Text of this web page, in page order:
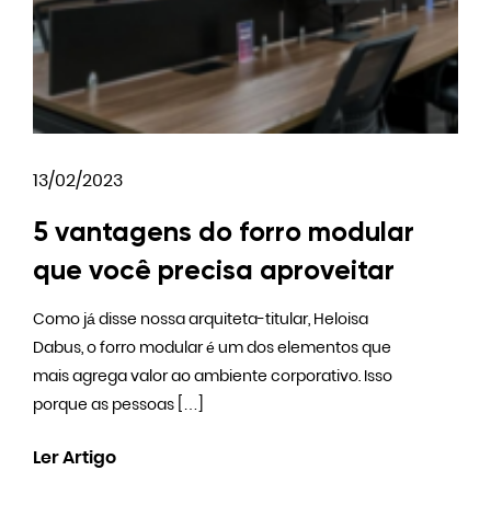
13/02/2023
5 vantagens do forro modular
que você precisa aproveitar
Como já disse nossa arquiteta-titular, Heloisa
Dabus, o forro modular é um dos elementos que
mais agrega valor ao ambiente corporativo. Isso
porque as pessoas […]
Ler Artigo